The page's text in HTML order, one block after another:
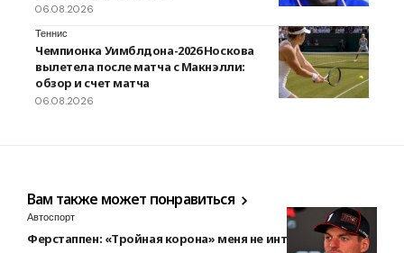
06.08.2026
Теннис
Чемпионка Уимблдона-2026 Носкова
вылетела после матча с Макнэлли:
обзор и счет матча
06.08.2026
Вам также может понравиться
Автоспорт
Ферстаппен: «Тройная корона» меня не интересует